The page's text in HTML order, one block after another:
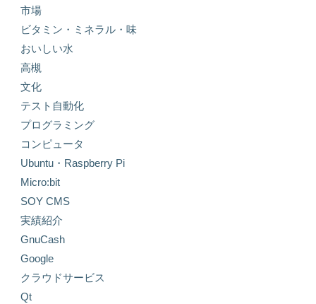
市場
ビタミン・ミネラル・味
おいしい水
高槻
文化
テスト自動化
プログラミング
コンピュータ
Ubuntu・Raspberry Pi
Micro:bit
SOY CMS
実績紹介
GnuCash
Google
クラウドサービス
Qt